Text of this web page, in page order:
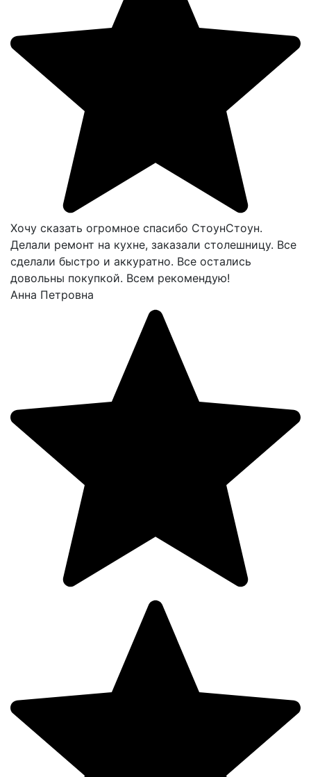
Хочу сказать огромное спасибо СтоунСтоун.
Делали ремонт на кухне, заказали столешницу. Все
сделали быстро и аккуратно. Все остались
довольны покупкой. Всем рекомендую!
Анна Петровна